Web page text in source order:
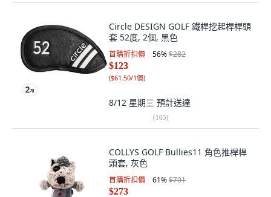
Circle DESIGN GOLF 鐵桿挖起桿桿頭
套 52度, 2個, 黑色
首購折扣價 56%$282
$123
($61.50/1個)
8/12 星期三 預計送達
(165)
COLLYS GOLF Bullies11 角色推桿桿
頭套, 灰色
首購折扣價 61%$701
$273